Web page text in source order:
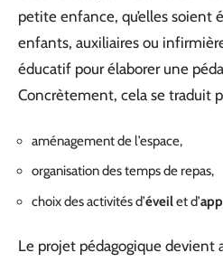
petite enfance, qu’elles soient
enfants, auxiliaires ou
éducatif pour élaborer une
Concrètement, cela se traduit
aménagement de l’espace,
organisation des temps de repas,
choix des activités d’éveilet d’
Le projet pédagogique devient